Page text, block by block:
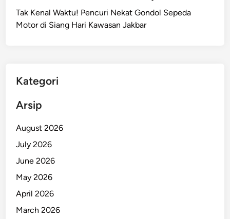
o
t
o
Tak Kenal Waktu! Pencuri Nekat Gondol Sepeda
Motor di Siang Hari Kawasan Jakbar
Kategori
Arsip
August 2026
July 2026
June 2026
May 2026
April 2026
March 2026